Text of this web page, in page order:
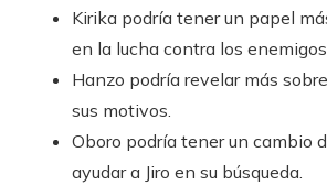
Kirika podría tener un papel
en la lucha contra los enemigos
Hanzo podría revelar más
sus motivos.
Oboro podría tener un cambio
ayudar a Jiro en su búsqueda.